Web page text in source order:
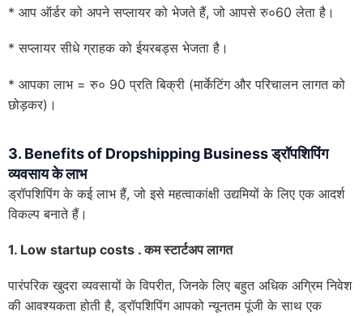
* आप ऑर्डर को अपने सप्लायर को भेजते हैं, जो आपसे रु०60 लेता है।
* सप्लायर सीधे ग्राहक को ईयरबड्स भेजता है।
* आपका लाभ = रु० 90 प्रति बिक्री (मार्केटिंग और परिचालन लागत को
छोड़कर)।
3. Benefits of Dropshipping Business ड्रॉपशिपिंग
व्यवसाय के लाभ
ड्रॉपशिपिंग के कई लाभ हैं, जो इसे महत्वाकांक्षी उद्यमियों के लिए एक आदर्श
विकल्प बनाते हैं।
1. Low startup costs . कम स्टार्टअप लागत
पारंपरिक खुदरा व्यवसायों के विपरीत, जिनके लिए बहुत अधिक अग्रिम निवेश
की आवश्यकता होती है, ड्रॉपशिपिंग आपको न्यूनतम पूंजी के साथ एक